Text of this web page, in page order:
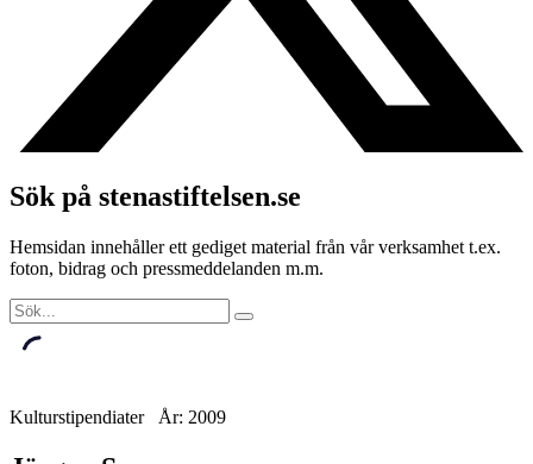
Sök på stenastiftelsen.se
Hemsidan innehåller ett gediget material från vår verksamhet t.ex.
foton, bidrag och pressmeddelanden m.m.
Kulturstipendiater År: 2009